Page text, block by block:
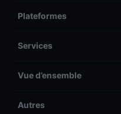
Plateformes
Services
Vue d’ensemble
Autres